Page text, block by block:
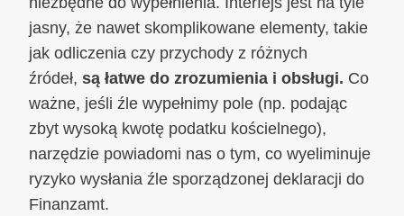
jasny, że nawet skomplikowane elementy, takie
jak odliczenia czy przychody z różnych
źródeł, są łatwe do zrozumienia i obsługi. Co
ważne, jeśli źle wypełnimy pole (np. podając
zbyt wysoką kwotę podatku kościelnego),
narzędzie powiadomi nas o tym, co wyeliminuje
ryzyko wysłania źle sporządzonej deklaracji do
Finanzamt.